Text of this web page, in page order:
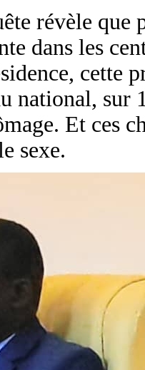
révèle que
dans les
cette
national, sur
Et ces
sexe.